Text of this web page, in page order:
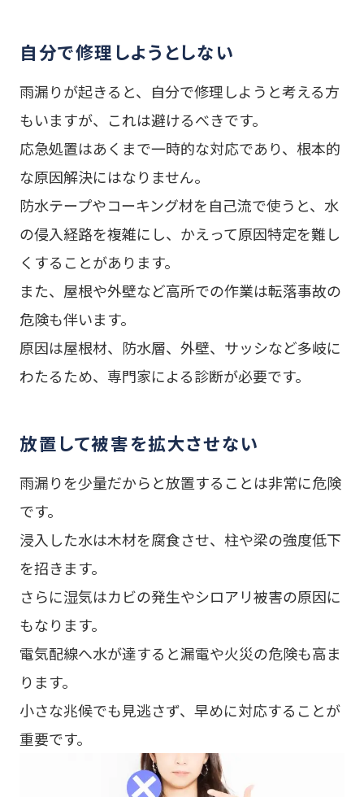
自分で修理しようとしない
雨漏りが起きると、自分で修理しようと考える方
もいますが、これは避けるべきです。
応急処置はあくまで一時的な対応であり、根本的
な原因解決にはなりません。
防水テープやコーキング材を自己流で使うと、水
の侵入経路を複雑にし、かえって原因特定を難し
くすることがあります。
また、屋根や外壁など高所での作業は転落事故の
危険も伴います。
原因は屋根材、防水層、外壁、サッシなど多岐に
わたるため、専門家による診断が必要です。
放置して被害を拡大させない
雨漏りを少量だからと放置することは非常に危険
です。
浸入した水は木材を腐食させ、柱や梁の強度低下
を招きます。
さらに湿気はカビの発生やシロアリ被害の原因に
もなります。
電気配線へ水が達すると漏電や火災の危険も高ま
ります。
小さな兆候でも見逃さず、早めに対応することが
重要です。